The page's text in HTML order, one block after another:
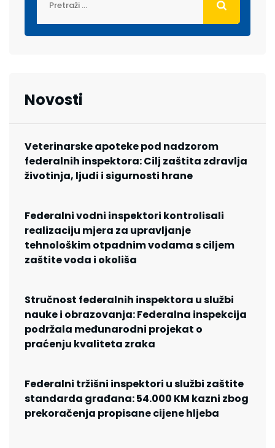
Novosti
Veterinarske apoteke pod nadzorom
federalnih inspektora: Cilj zaštita zdravlja
životinja, ljudi i sigurnosti hrane
Federalni vodni inspektori kontrolisali
realizaciju mjera za upravljanje
tehnološkim otpadnim vodama s ciljem
zaštite voda i okoliša
Stručnost federalnih inspektora u službi
nauke i obrazovanja: Federalna inspekcija
podržala međunarodni projekat o
praćenju kvaliteta zraka
Federalni tržišni inspektori u službi zaštite
standarda građana: 54.000 KM kazni zbog
prekoračenja propisane cijene hljeba